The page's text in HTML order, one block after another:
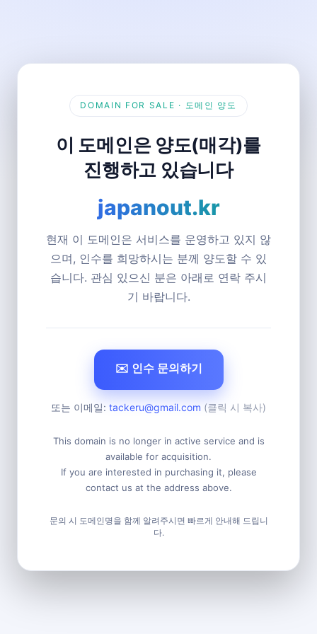
DOMAIN FOR SALE · 도메인 양도
이 도메인은 양도(매각)를
진행하고 있습니다
japanout.kr
현재 이 도메인은 서비스를 운영하고 있지 않
으며, 인수를 희망하시는 분께 양도할 수 있
습니다. 관심 있으신 분은 아래로 연락 주시
기 바랍니다.
✉️ 인수 문의하기
또는 이메일: tackeru@gmail.com (클릭 시 복사)
This domain is no longer in active service and is
available for acquisition.
If you are interested in purchasing it, please
contact us at the address above.
문의 시 도메인명을 함께 알려주시면 빠르게 안내해 드립니
다.